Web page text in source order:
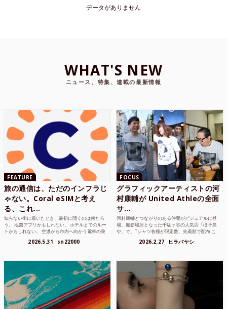
データがありません
WHAT'S NEW
ニュース、特集、連載の最新情報
FEATURE
旅の通信は、ただのインフラじ
ゃない。Coral eSIMと考え
る、これ...
知らない街に着いたとき、最初に開くのは何だろ
う。 地図アプリかもしれない。 ホテルまでのルー
トかもしれない。 空港から市内へ向かう電車の乗
2026.5.31 sn22000
FOCUS
グラフィックアーティストの河
村康輔が United Athleの全面
サ...
河村康輔とつながりのある仲間がビジュアルに登
場。撮影場所となった千駄ヶ谷の人気店「ほそ島
や」で、Tシャツ各種が限定数、先着順で配布 こ
2026.2.27 ヒラバヤシ